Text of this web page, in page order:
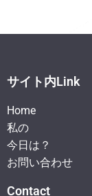
サイト内Link
Home
私の
今日は？
お問い合わせ
Contact